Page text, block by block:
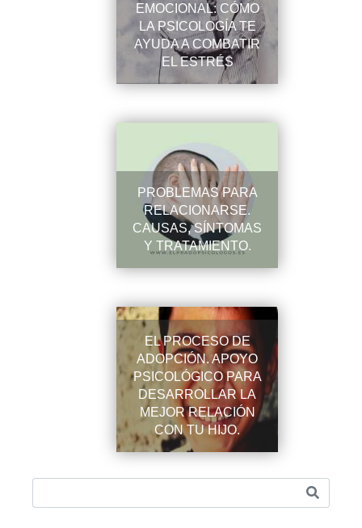
EMOCIONAL: CÓMO
LA PSICOLOGÍA TE
AYUDA A COMBATIR
EL ESTRÉS
PROBLEMAS PARA
RELACIONARSE.
CAUSAS, SÍNTOMAS
Y TRATAMIENTO.
EL PROCESO DE
ADOPCIÓN. APOYO
PSICOLÓGICO PARA
DESARROLLAR LA
MEJOR RELACIÓN
CON TU HIJO.